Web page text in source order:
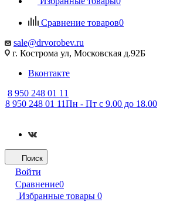
Сравнение товаров0
sale@drvorobev.ru
г. Кострома ул, Московская д.92Б
Вконтакте
8 950 248 01 11
8 950 248 01 11Пн - Пт с 9.00 до 18.00
Поиск
Войти
Сравнение0
Избранные товары 0